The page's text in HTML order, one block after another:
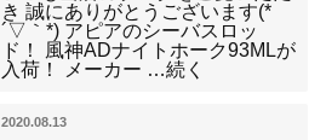
き 誠にありがとうございます(*
´▽｀*) アピアのシーバスロッ
ド！ 風神ADナイトホーク93MLが
入荷！ メーカー …続く
2020.08.13